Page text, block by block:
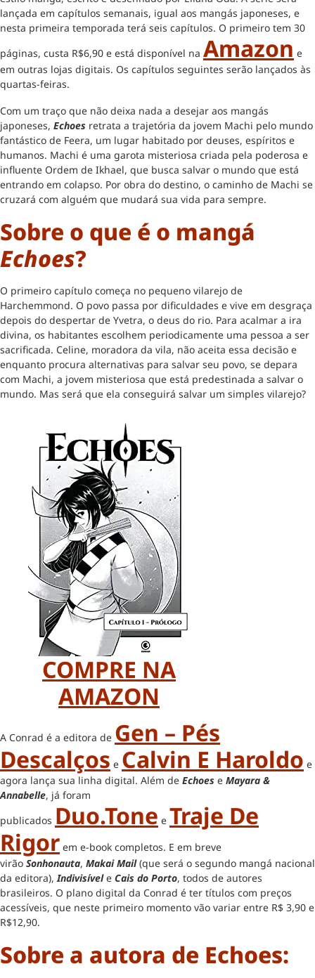
lançada em capítulos semanais, igual aos mangás japoneses, e
nesta primeira temporada terá seis capítulos. O primeiro tem 30
páginas, custa R$6,90 e está disponível na Amazon e
em outras lojas digitais. Os capítulos seguintes serão lançados às
quartas-feiras.
Com um traço que não deixa nada a desejar aos mangás
japoneses, Echoes retrata a trajetória da jovem Machi pelo mundo
fantástico de Feera, um lugar habitado por deuses, espíritos e
humanos. Machi é uma garota misteriosa criada pela poderosa e
influente Ordem de Ikhael, que busca salvar o mundo que está
entrando em colapso. Por obra do destino, o caminho de Machi se
cruzará com alguém que mudará sua vida para sempre.
Sobre o que é o mangá
Echoes?
O primeiro capítulo começa no pequeno vilarejo de
Harchemmond. O povo passa por dificuldades e vive em desgraça
depois do despertar de Yvetra, o deus do rio. Para acalmar a ira
divina, os habitantes escolhem periodicamente uma pessoa a ser
sacrificada. Celine, moradora da vila, não aceita essa decisão e
enquanto procura alternativas para salvar seu povo, se depara
com Machi, a jovem misteriosa que está predestinada a salvar o
mundo. Mas será que ela conseguirá salvar um simples vilarejo?
COMPRE NA
AMAZON
A Conrad é a editora de Gen – Pés
Descalços e Calvin E Haroldo e
agora lança sua linha digital. Além de Echoes e Mayara &
Annabelle, já foram
publicados Duo.Tone e Traje De
Rigor em e-book completos. E em breve
virão Sonhonauta, Makai Mail(que será o segundo mangá nacional
da editora), Indivisívele Cais do Porto, todos de autores
brasileiros. O plano digital da Conrad é ter títulos com preços
acessíveis, que neste primeiro momento vão variar entre R$ 3,90 e
R$12,90.
Sobre a autora de Echoes: